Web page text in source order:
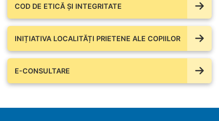
COD DE ETICĂ ȘI INTEGRITATE
INIȚIATIVA LOCALITĂȚI PRIETENE ALE COPIILOR
E-CONSULTARE